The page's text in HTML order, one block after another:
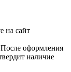
на сайт
После оформления
наличие